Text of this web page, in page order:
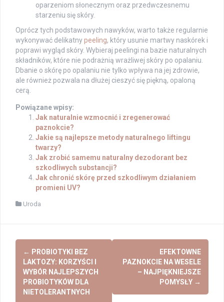
oparzeniom słonecznym oraz przedwczesnemu
starzeniu się skóry.
Oprócz tych podstawowych nawyków, warto także regularnie
wykonywać delikatnypeeling, który usunie martwy naskórek i
poprawi wygląd skóry. Wybieraj peelingi na bazie naturalnych
składników, które nie podrażnią wrażliwej skóry po opalaniu.
Dbanie o skórę po opalaniu nie tylko wpływa na jej zdrowie,
ale również pozwala na dłużej cieszyć się piękną, opaloną
cerą.
Powiązane wpisy:
Jak naturalnie wzmocnić i zregenerować
paznokcie?
Jakie są najlepsze metody naturalnego liftingu
twarzy?
Jak zrobić samemu naturalny dezodorant bez
szkodliwych substancji?
Jak chronić skórę przed szkodliwym działaniem
promieni UV?
Uroda
Post
navigation
← PROBIOTYKI BEZ
LAKTOZY: KORZYŚCI I
WYBÓR NAJLEPSZYCH
PROBIOTYKÓW DLA
NIETOLERANTNYCH
EFEKTOWNE
PAZNOKCIE NA WESELE
– NAJPIĘKNIEJSZE
POMYSŁY →